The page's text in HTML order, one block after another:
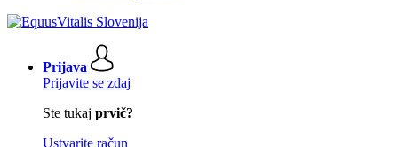
Prijava
Prijavite se zdaj
Ste tukaj prvič?
Ustvarite račun